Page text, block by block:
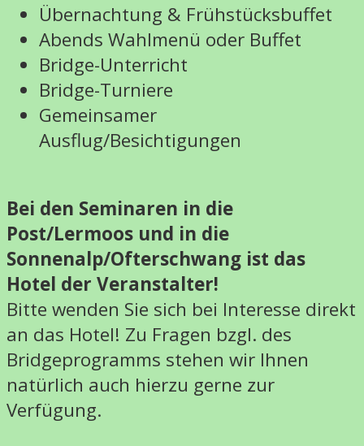
Übernachtung & Frühstücksbuffet
Abends Wahlmenü oder Buffet
Bridge-Unterricht
Bridge-Turniere
Gemeinsamer
Ausflug/Besichtigungen
Bei den Seminaren in die
Post/Lermoos und in die
Sonnenalp/Ofterschwang ist das
Hotel der Veranstalter!
Bitte wenden Sie sich bei Interesse direkt
an das Hotel! Zu Fragen bzgl. des
Bridgeprogramms stehen wir Ihnen
natürlich auch hierzu gerne zur
Verfügung.